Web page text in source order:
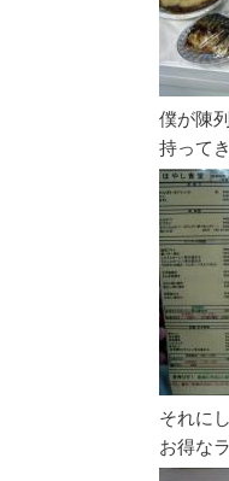
僕が陳
持って
それに
お得な